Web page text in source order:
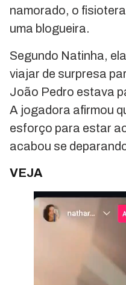
namorado, o
uma blogueira.
Segundo Natinha,
viajar de surpresa
João Pedro estava
A jogadora afirmou
esforço para estar
acabou se
VEJA